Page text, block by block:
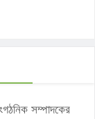
সম্পাদকের